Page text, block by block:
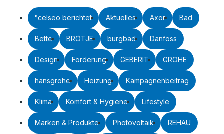
°celseo berichtet Aktuelles Axor Bad
Bette BRÖTJE burgbad Danfoss
Design Förderung GEBERIT GROHE
hansgrohe Heizung Kampagnenbeitrag
Klima Komfort & Hygiene Lifestyle
Marken & Produkte Photovoltaik REHAU